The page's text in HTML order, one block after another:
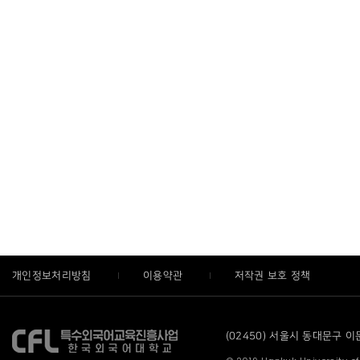
개인정보처리방침 이용약관 저작권 보호 정책
(02450) 서울시 동대문구